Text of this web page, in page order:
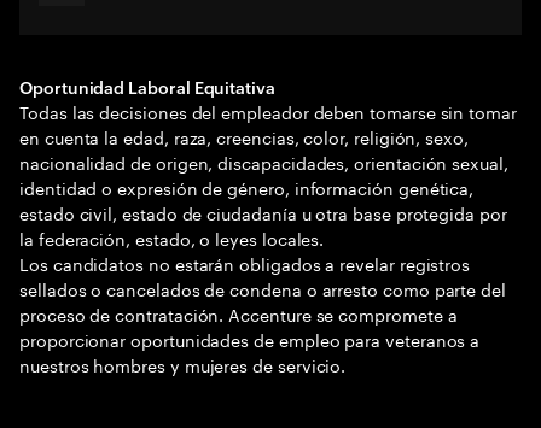
Oportunidad Laboral Equitativa
Todas las decisiones del empleador deben tomarse sin tomar
en cuenta la edad, raza, creencias, color, religión, sexo,
nacionalidad de origen, discapacidades, orientación sexual,
identidad o expresión de género, información genética,
estado civil, estado de ciudadanía u otra base protegida por
la federación, estado, o leyes locales.
Los candidatos no estarán obligados a revelar registros
sellados o cancelados de condena o arresto como parte del
proceso de contratación. Accenture se compromete a
proporcionar oportunidades de empleo para veteranos a
nuestros hombres y mujeres de servicio.